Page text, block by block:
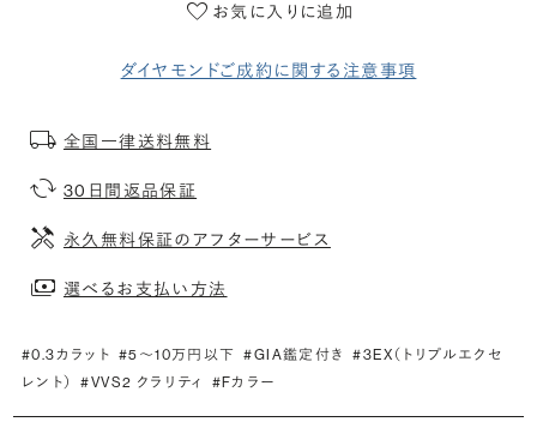
お気に入りに追加
ダイヤモンドご成約に関する注意事項
全国一律送料無料
30日間返品保証
永久無料保証のアフターサービス
選べるお支払い方法
#0.3カラット #5〜10万円以下 #GIA鑑定付き
#3EX（トリプルエクセ
レント）
#VVS2 クラリティ #Fカラー